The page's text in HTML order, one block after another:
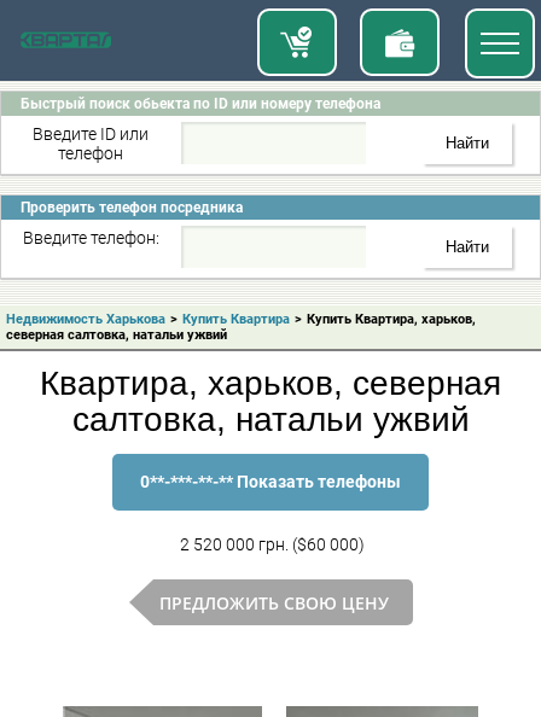
Быстрый поиск обьекта по ID или номеру телефона
Введите ID или
телефон
Проверить телефон посредника
Введите телефон:
Недвижимость Харькова > Купить Квартира > Купить Квартира, харьков,
северная салтовка, натальи ужвий
Квартира, харьков, северная
салтовка, натальи ужвий
0**-***-**-** Показать телефоны
2 520 000 грн. ($60 000)
ПРЕДЛОЖИТЬ СВОЮ ЦЕНУ